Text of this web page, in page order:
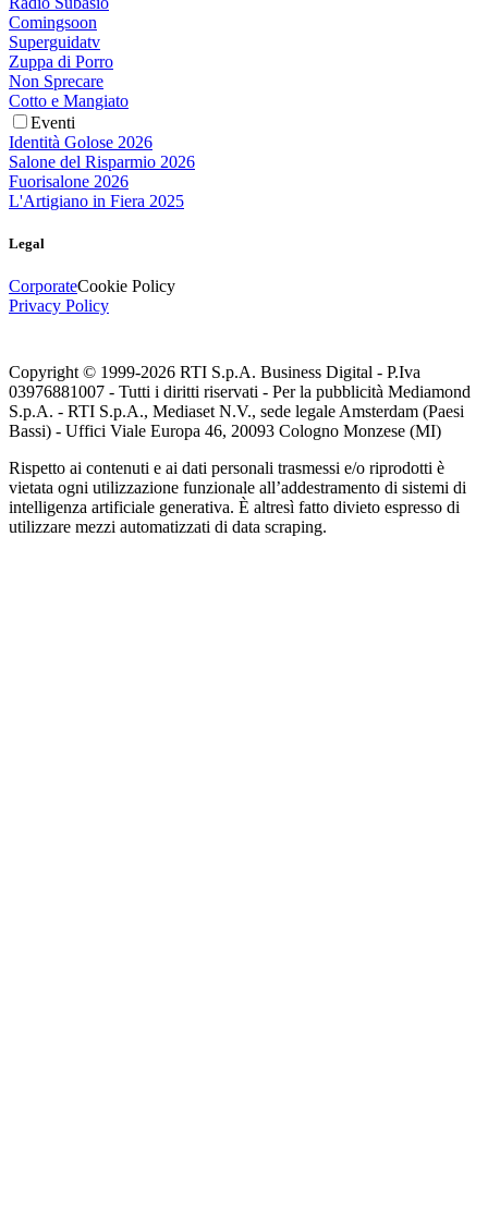
Comingsoon
Superguidatv
Zuppa di Porro
Non Sprecare
Cotto e Mangiato
Eventi
Identità Golose 2026
Salone del Risparmio 2026
Fuorisalone 2026
L'Artigiano in Fiera 2025
Legal
CorporateCookie Policy
Privacy Policy
Copyright © 1999-2026 RTI S.p.A. Business Digital - P.Iva
03976881007 - Tutti i diritti riservati - Per la pubblicità Mediamond
S.p.A. - RTI S.p.A., Mediaset N.V., sede legale Amsterdam (Paesi
Bassi) - Uffici Viale Europa 46, 20093 Cologno Monzese (MI)
Rispetto ai contenuti e ai dati personali trasmessi e/o riprodotti è
vietata ogni utilizzazione funzionale all’addestramento di sistemi di
intelligenza artificiale generativa. È altresì fatto divieto espresso di
utilizzare mezzi automatizzati di data scraping.